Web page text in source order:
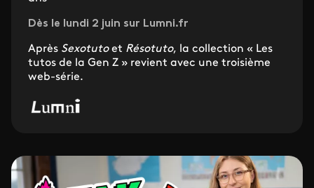
Dès le lundi 2 juin sur Lumni.fr
Après Sexotutoet Résotuto, la collection « Les
tutos de la Gen Z » revient avec une troisième
web-série.